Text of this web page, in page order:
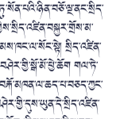
སྲིད་འཛིན་
གལ་ཏེ་